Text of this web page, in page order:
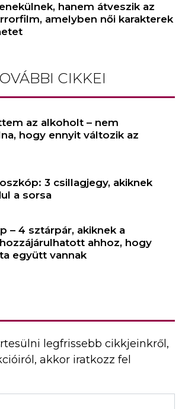
hanem átveszik az
amelyben női karakterek
CIKKEI
az alkoholt – nem
hogy ennyit változik az
3 csillagjegy, akiknek
a sorsa
– 4 sztárpár, akiknek a
ahhoz, hogy
együtt vannak
legfrissebb cikkjeinkről,
akkor iratkozz fel